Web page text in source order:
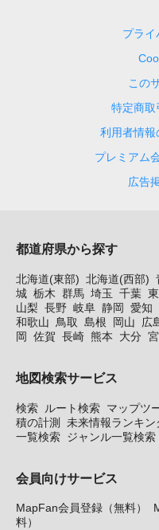
プライ
この
特定商取
利用者情報
プレミアム
広告
都道府県から探す
北海道(東部) 北海道(西部)
城 栃木 群馬 埼玉 千葉
山梨 長野 岐阜 静岡 愛知
和歌山
鳥取 島根 岡山 広
岡
佐賀 長崎 熊本 大分
地図検索サービス
検索 ルート検索 マップツ
積の計測 未来情報ランキン
一覧検索 ジャンル一覧検索
会員向けサービス
MapFan会員登録（無料）
料）